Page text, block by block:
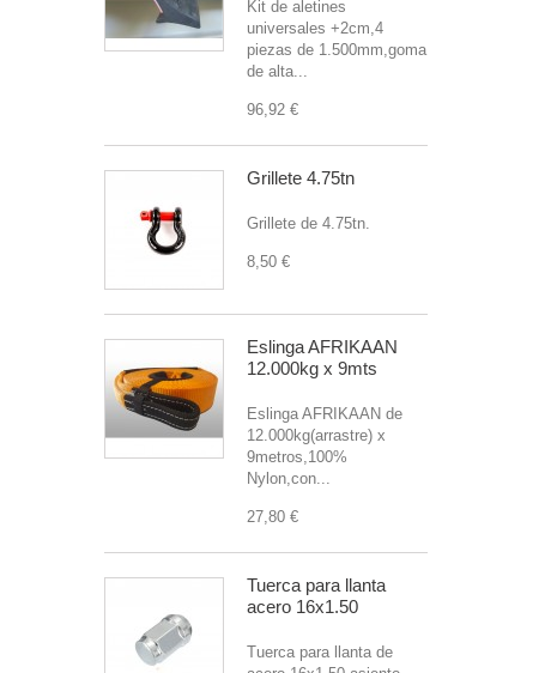
Kit de aletines
universales +2cm,4
piezas de 1.500mm,goma
de alta...
96,92 €
Grillete 4.75tn
Grillete de 4.75tn.
8,50 €
Eslinga AFRIKAAN
12.000kg x 9mts
Eslinga AFRIKAAN de
12.000kg(arrastre) x
9metros,100%
Nylon,con...
27,80 €
Tuerca para llanta
acero 16x1.50
Tuerca para llanta de